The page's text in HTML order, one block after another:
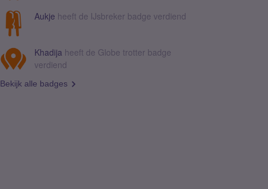
Aukje heeft de IJsbreker badge verdiend
Khadija heeft de Globe trotter badge
verdiend
Bekijk alle badges